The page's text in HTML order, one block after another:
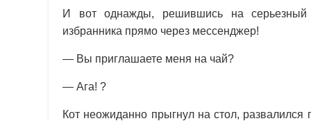
И вот однажды, решившись на серьезный
избранника прямо через мессенджер!
— Вы приглашаете меня на чай?
— Ага! ?
Кот неожиданно прыгнул на стол,